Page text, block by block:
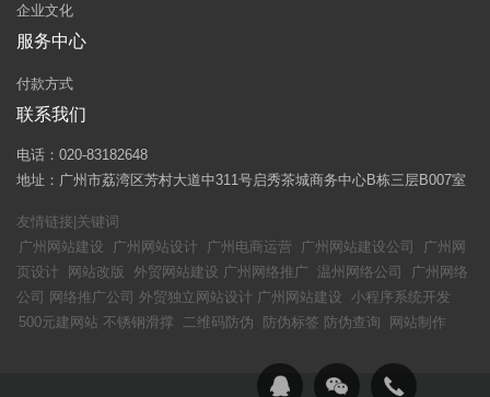
企业文化
服务中心
付款方式
联系我们
电话：020-83182648
地址：广州市荔湾区芳村大道中311号启秀茶城商务中心B栋三层B007室
友情链接|关键词
广州网站建设
广州网站设计 广州电商运营 广州网站建设公司
广州网
页设计
网站改版 外贸网站建设 广州网络推广 温州网络公司
广州网络
公司 网络推广公司 外贸独立网站设计 广州网站建设 小程序系统开发
500元建网站 不锈钢滑撑 二维码防伪 防伪标签 防伪查询 网站制作